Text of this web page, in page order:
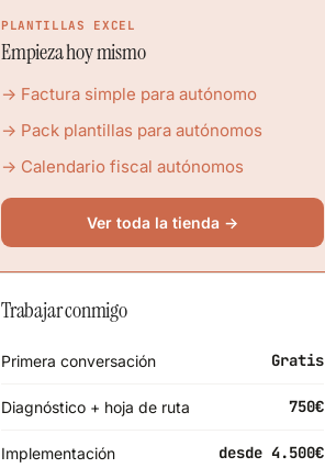
PLANTILLAS EXCEL
Empieza hoy mismo
→ Factura simple para autónomo
→ Pack plantillas para autónomos
→ Calendario fiscal autónomos
Ver toda la tienda →
Trabajar conmigo
Primera conversación Gratis
Diagnóstico + hoja de ruta 750€
Implementación desde 4.500€